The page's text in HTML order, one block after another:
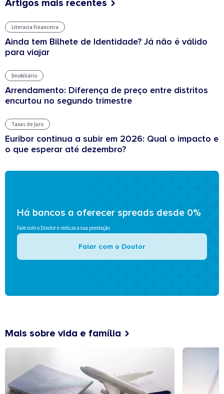
Artigos mais recentes
Literacia Financeira
Ainda tem Bilhete de Identidade? Já não é válido
para viajar
Imobiliário
Arrendamento: Diferença de preço entre distritos
encurtou no segundo trimestre
Taxas de Juro
Euribor continua a subir em 2026: Qual o impacto e
o que esperar até dezembro?
Há bancos a oferecer spreads desde 0%
Fale com o Doutor e reduza a sua prestação
Falar com o Doutor
Mais sobre vida e família